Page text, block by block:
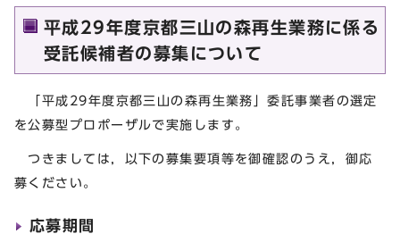
平成29年度京都三山の森再生業務に係る
受託候補者の募集について
「平成29年度京都三山の森再生業務」委託事業者の選定
を公募型プロポーザルで実施します。
つきましては，以下の募集要項等を御確認のうえ，御応
募ください。
応募期間